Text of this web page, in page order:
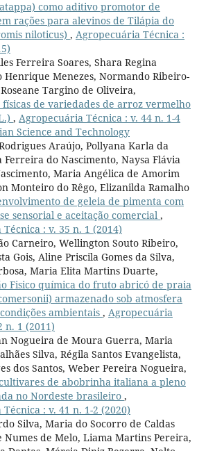
como aditivo promotor de
rações para alevinos de Tilápia do
niloticus) , Agropecuária Técnica :
Ferreira Soares, Shara Regina
Henrique Menezes, Normando Ribeiro-
Targino de Oliveira,
de variedades de arroz vermelho
, Agropecuária Técnica : v. 44 n. 1-4
Science and Technology
Araújo, Pollyana Karla da
Ferreira do Nascimento, Naysa Flávia
Maria Angélica de Amorim
Monteiro do Rêgo, Elizanilda Ramalho
de geleia de pimenta com
sensorial e aceitação comercial ,
: v. 35 n. 1 (2014)
Carneiro, Wellington Souto Ribeiro,
Gois, Aline Priscila Gomes da Silva,
Maria Elita Martins Duarte,
Fisico química do fruto abricó de praia
armazenado sob atmosfera
ambientais , Agropecuária
n. 1 (2011)
Nogueira de Moura Guerra, Maria
Silva, Régila Santos Evangelista,
dos Santos, Weber Pereira Nogueira,
de abobrinha italiana a pleno
no Nordeste brasileiro ,
: v. 41 n. 1-2 (2020)
Silva, Maria do Socorro de Caldas
Numes de Melo, Liama Martins Pereira,